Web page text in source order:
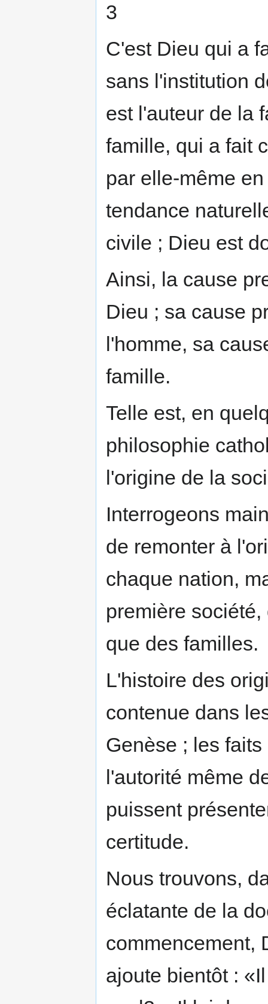
3
C'est Dieu qui a
sans l'institution
est l'auteur de la
famille, qui a fait
par elle-même
tendance
civile ; Dieu est
Ainsi, la cause
Dieu ; sa cause
l'homme, sa
famille.
Telle est, en
philosophie
l'origine de la
Interrogeons
de remonter à
chaque nation,
première
que des familles.
L'histoire des
contenue dans
Genèse ; les
l'autorité même
puissent
certitude.
Nous trouvons,
éclatante de la
commencement,
ajoute bientôt :